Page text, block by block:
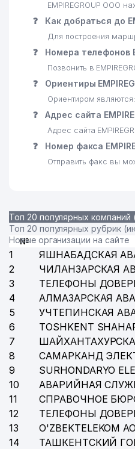
EMPIREGROUP ООО
❓ Как добраться до
Для построения
❓ Номера телефонов
Позвонить в
❓ Ориентиры
Ориентиром являются:
❓ Адрес сайта
Адрес сайта
❓ Номер факса
Отправить факс вы
Топ 20 популярных компаний
Топ 20 популярных рубрик
Новые организации на сайте
№
1 ЯШНАБАДСКАЯ
2
ЧИЛАНЗАРСКАЯ
3
ТЕЛЕФОНЫ
4
АЛМАЗАРСКАЯ
5
УЧТЕПИНСКАЯ
6
TOSHKENT
7
8
САМАРКАНД
9
SURHONDARYO
10
АВАРИЙНАЯ
11
СПРАВОЧНОЕ
12
ТЕЛЕФОНЫ
13
O'ZBEKTELEKOM АО
14
ТАШКЕНТСКИЙ